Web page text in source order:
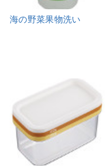
海の野菜果物洗い